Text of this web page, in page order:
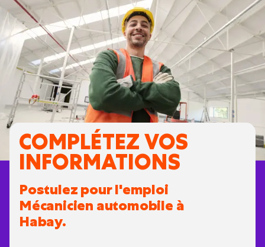
COMPLÉTEZ VOS
INFORMATIONS
Postulez pour l'emploi
Mécanicien automobile à
Habay.